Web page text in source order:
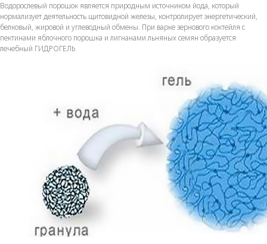
Водорослевый порошок является природным источником йода, который
нормализует деятельность щитовидной железы, контролирует энергетический,
белковый, жировой и углеводный обмены. При варке зернового коктейля с
пектинами яблочного порошка и лигнанами льняных семян образуется
лечебный ГИДРОГЕЛЬ